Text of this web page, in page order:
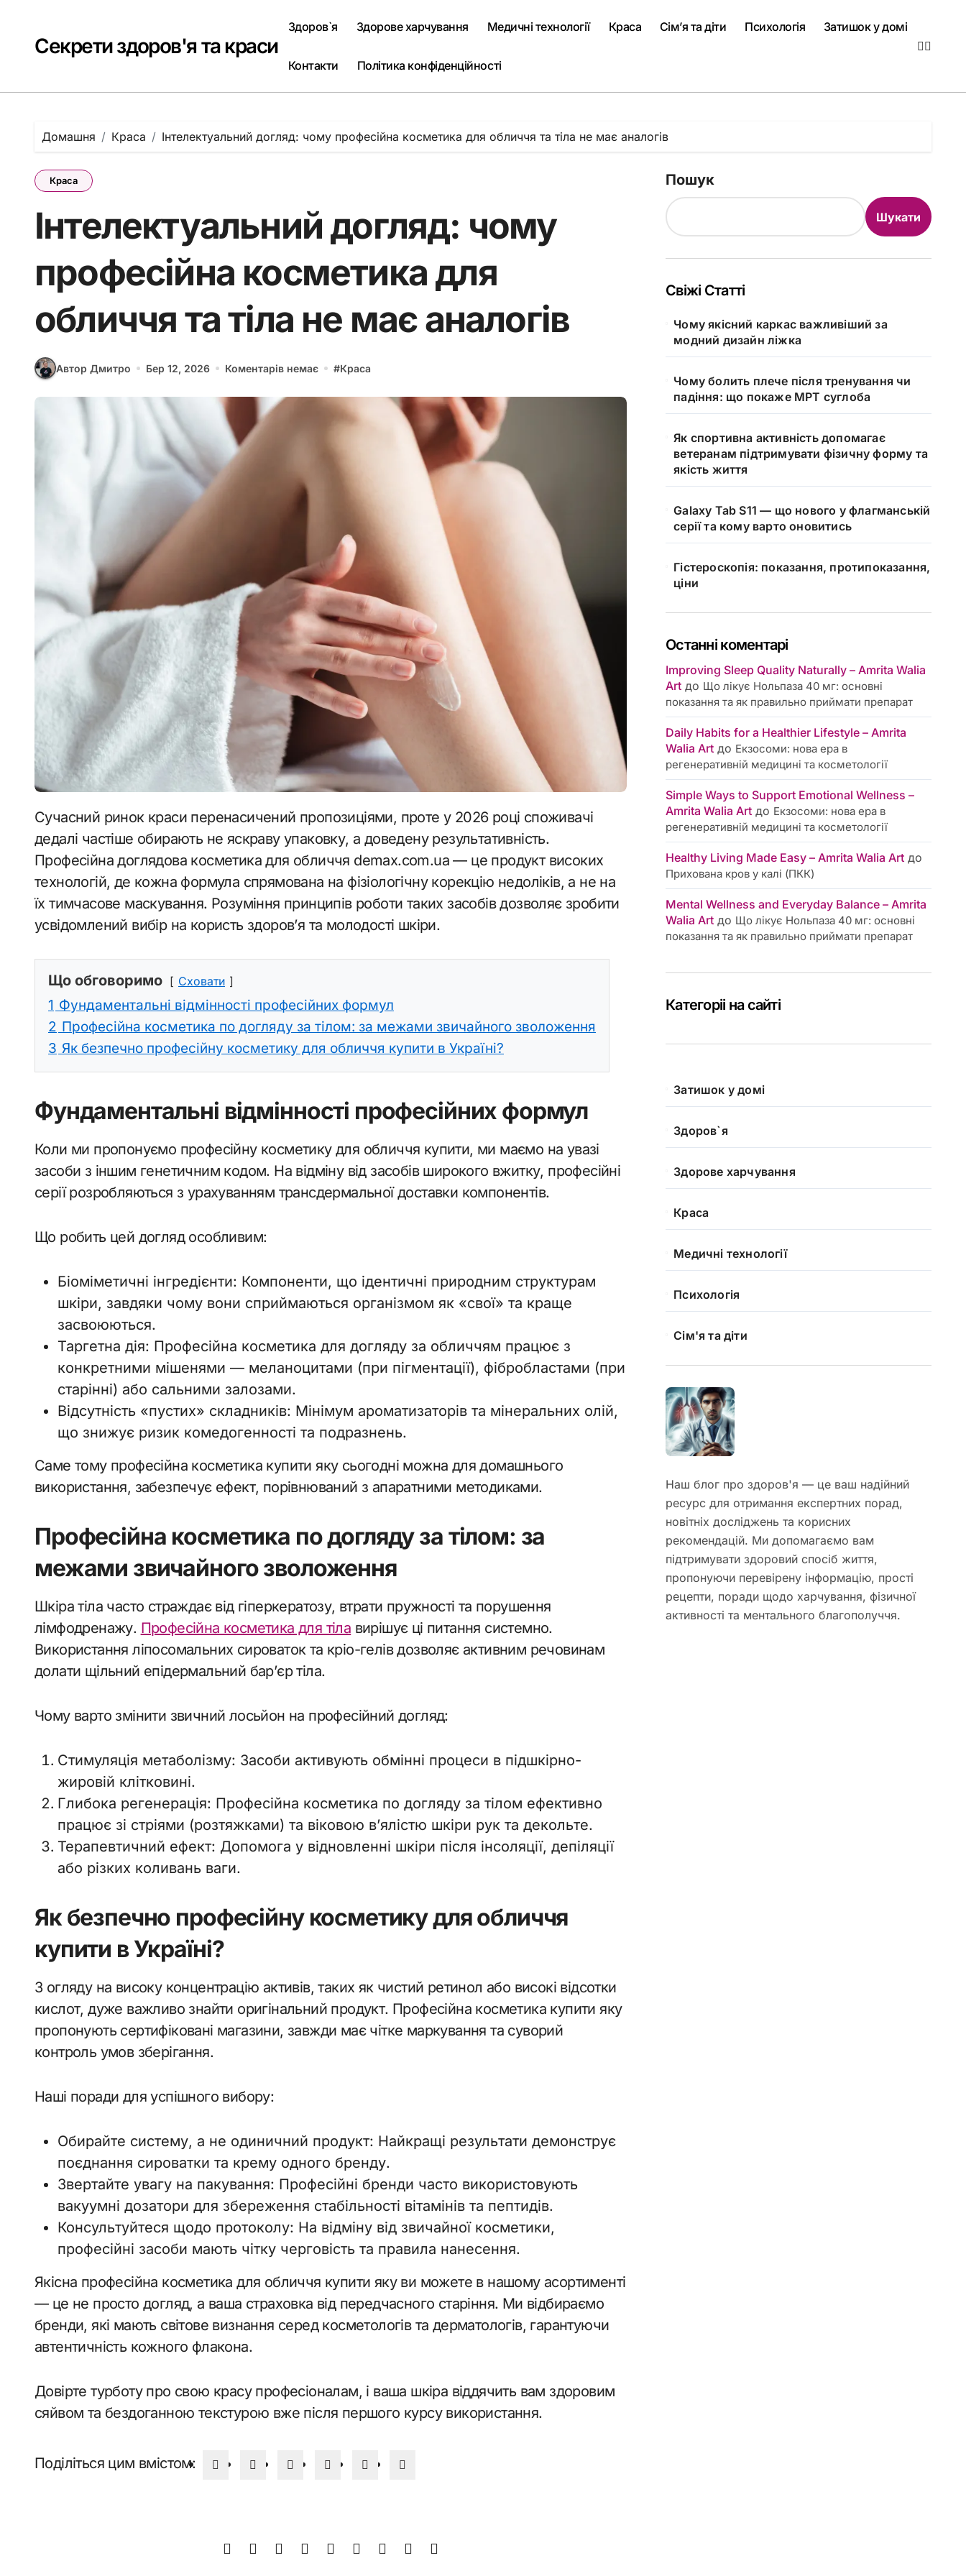
Секрети здоров'я та краси
Здоров`я Здорове харчування Медичні технології Краса Сім’я та діти Психологія Затишок у домі
Контакти Політика конфіденційності
Домашня Краса Інтелектуальний догляд: чому професійна косметика для обличчя та тіла не має аналогів
Краса
Інтелектуальний догляд: чому
професійна косметика для
обличчя та тіла не має аналогів
Автор Дмитро Бер 12, 2026 Коментарів немає #Краса
Сучасний ринок краси перенасичений пропозиціями, проте у 2026 році споживачі
дедалі частіше обирають не яскраву упаковку, а доведену результативність.
Професійна доглядова косметика для обличчя demax.com.ua — це продукт високих
технологій, де кожна формула спрямована на фізіологічну корекцію недоліків, а не на
їх тимчасове маскування. Розуміння принципів роботи таких засобів дозволяє зробити
усвідомлений вибір на користь здоров’я та молодості шкіри.
Що обговоримо Сховати
1 Фундаментальні відмінності професійних формул
2 Професійна косметика по догляду за тілом: за межами звичайного зволоження
3 Як безпечно професійну косметику для обличчя купити в Україні?
Фундаментальні відмінності професійних формул
Коли ми пропонуємо професійну косметику для обличчя купити, ми маємо на увазі
засоби з іншим генетичним кодом. На відміну від засобів широкого вжитку, професійні
серії розробляються з урахуванням трансдермальної доставки компонентів.
Що робить цей догляд особливим:
Біоміметичні інгредієнти: Компоненти, що ідентичні природним структурам
шкіри, завдяки чому вони сприймаються організмом як «свої» та краще
засвоюються.
Таргетна дія: Професійна косметика для догляду за обличчям працює з
конкретними мішенями — меланоцитами (при пігментації), фібробластами (при
старінні) або сальними залозами.
Відсутність «пустих» складників: Мінімум ароматизаторів та мінеральних олій,
що знижує ризик комедогенності та подразнень.
Саме тому професійна косметика купити яку сьогодні можна для домашнього
використання, забезпечує ефект, порівнюваний з апаратними методиками.
Професійна косметика по догляду за тілом: за
межами звичайного зволоження
Шкіра тіла часто страждає від гіперкератозу, втрати пружності та порушення
лімфодренажу. Професійна косметика для тіла вирішує ці питання системно.
Використання ліпосомальних сироваток та кріо-гелів дозволяє активним речовинам
долати щільний епідермальний бар’єр тіла.
Чому варто змінити звичний лосьйон на професійний догляд:
Стимуляція метаболізму: Засоби активують обмінні процеси в підшкірно-
жировій клітковині.
Глибока регенерація: Професійна косметика по догляду за тілом ефективно
працює зі стріями (розтяжками) та віковою в’ялістю шкіри рук та декольте.
Терапевтичний ефект: Допомога у відновленні шкіри після інсоляції, депіляції
або різких коливань ваги.
Як безпечно професійну косметику для обличчя
купити в Україні?
З огляду на високу концентрацію активів, таких як чистий ретинол або високі відсотки
кислот, дуже важливо знайти оригінальний продукт. Професійна косметика купити яку
пропонують сертифіковані магазини, завжди має чітке маркування та суворий
контроль умов зберігання.
Наші поради для успішного вибору:
Обирайте систему, а не одиничний продукт: Найкращі результати демонструє
поєднання сироватки та крему одного бренду.
Звертайте увагу на пакування: Професійні бренди часто використовують
вакуумні дозатори для збереження стабільності вітамінів та пептидів.
Консультуйтеся щодо протоколу: На відміну від звичайної косметики,
професійні засоби мають чітку черговість та правила нанесення.
Якісна професійна косметика для обличчя купити яку ви можете в нашому асортименті
— це не просто догляд, а ваша страховка від передчасного старіння. Ми відбираємо
бренди, які мають світове визнання серед косметологів та дерматологів, гарантуючи
автентичність кожного флакона.
Довірте турботу про свою красу професіоналам, і ваша шкіра віддячить вам здоровим
сяйвом та бездоганною текстурою вже після першого курсу використання.
Поділіться цим вмістом:
Пошук
Шукати
Свіжі Статті
Чому якісний каркас важливіший за
модний дизайн ліжка
Чому болить плече після тренування чи
падіння: що покаже МРТ суглоба
Як спортивна активність допомагає
ветеранам підтримувати фізичну форму та
якість життя
Galaxy Tab S11 — що нового у флагманській
серії та кому варто оновитись
Гістероскопія: показання, протипоказання,
ціни
Останні коментарі
Improving Sleep Quality Naturally – Amrita Walia
Art до Що лікує Нольпаза 40 мг: основні
показання та як правильно приймати препарат
Daily Habits for a Healthier Lifestyle – Amrita
Walia Art до Екзосоми: нова ера в
регенеративній медицині та косметології
Simple Ways to Support Emotional Wellness –
Amrita Walia Art до Екзосоми: нова ера в
регенеративній медицині та косметології
Healthy Living Made Easy – Amrita Walia Art до
Прихована кров у калі (ПКК)
Mental Wellness and Everyday Balance – Amrita
Walia Art до Що лікує Нольпаза 40 мг: основні
показання та як правильно приймати препарат
Категоріі на сайті
Затишок у домі
Здоров`я
Здорове харчування
Краса
Медичні технології
Психологія
Сім'я та діти
Наш блог про здоров'я — це ваш надійний
ресурс для отримання експертних порад,
новітніх досліджень та корисних
рекомендацій. Ми допомагаємо вам
підтримувати здоровий спосіб життя,
пропонуючи перевірену інформацію, прості
рецепти, поради щодо харчування, фізичної
активності та ментального благополуччя.